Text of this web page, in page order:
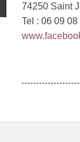
74250 Saint
Tel : 06 09